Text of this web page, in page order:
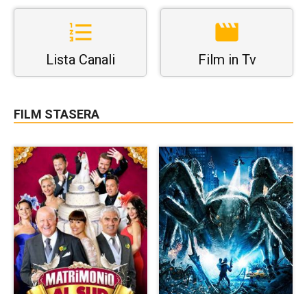
Lista Canali Film in Tv
FILM STASERA